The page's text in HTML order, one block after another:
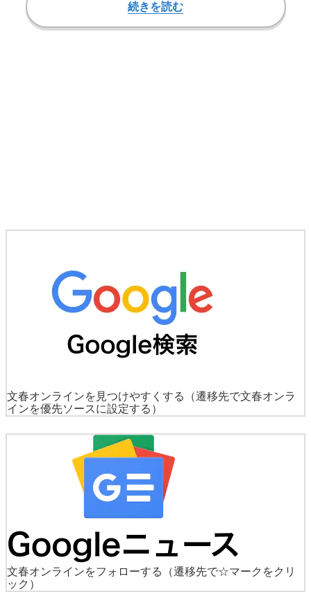
続きを読む
文春オンラインを見つけやすくする
（遷移先で文春オンラ
インを優先ソースに設定する）
文春オンラインをフォローする
（遷移先で☆マークをクリ
ック）